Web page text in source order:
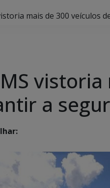
mais de 300
a